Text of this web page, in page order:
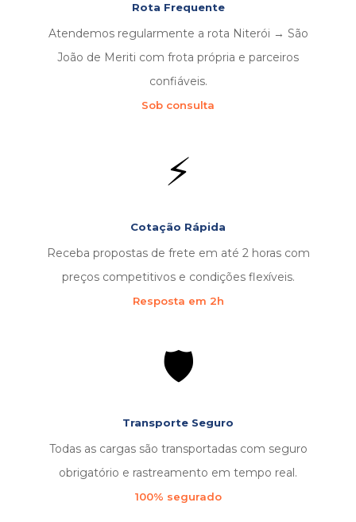
Rota Frequente
Atendemos regularmente a rota Niterói → São
João de Meriti com frota própria e parceiros
confiáveis.
Sob consulta
⚡
Cotação Rápida
Receba propostas de frete em até 2 horas com
preços competitivos e condições flexíveis.
Resposta em 2h
🛡️
Transporte Seguro
Todas as cargas são transportadas com seguro
obrigatório e rastreamento em tempo real.
100% segurado